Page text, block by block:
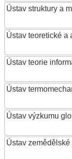
Ústav struktury a
Ústav teoretické a
Ústav teorie
Ústav
Ústav výzkumu
Ústav